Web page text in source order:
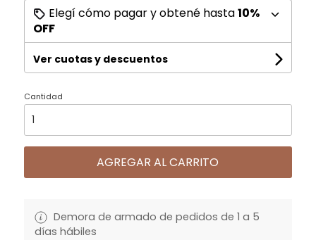
Elegí cómo pagar y obtené hasta10%
OFF
Ver cuotas y descuentos
Cantidad
AGREGAR AL CARRITO
Demora de armado de pedidos de 1 a 5
días hábiles